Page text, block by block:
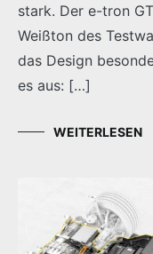
stark. Der e-tron
Weißton des
das Design
es aus: […]
WEITERLESEN